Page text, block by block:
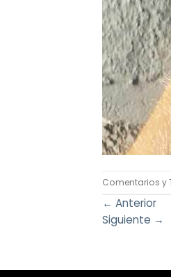
Comentarios y
← Anterior
Siguiente →